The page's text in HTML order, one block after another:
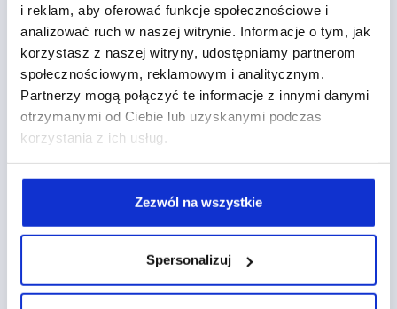
i reklam, aby oferować funkcje społecznościowe i
analizować ruch w naszej witrynie. Informacje o tym, jak
korzystasz z naszej witryny, udostępniamy partnerom
społecznościowym, reklamowym i analitycznym.
Partnerzy mogą połączyć te informacje z innymi danymi
otrzymanymi od Ciebie lub uzyskanymi podczas
korzystania z ich usług.
Zezwól na wszystkie
Spersonalizuj
Wysokość stawek, osiągane pozycje, koszty
konwersji, współczynniki klikalności, wyniki
jakości słów kluczowych, kierunek i dynamika
zmian, jakość ruchu sprowadzanego przez
kampanię, udział w wyświetleniach na kluczowe
frazy, analiza konkurencji, raport
wyszukiwanych haseł, skrypty Google Ads i
Treści Reklamowe
Wykorzystywane formaty – reklamy tekstowe,
formaty graficzne, reklamy elastyczne, galeria
reklam. Analiza wyników poszczególnych kreacji
oraz stron docelowych, AB testy, rotacja i